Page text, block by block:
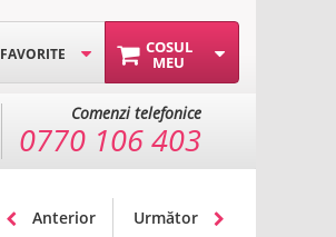
COSUL
MEU
FAVORITE
Comenzi telefonice
0770 106 403
Anterior Următor